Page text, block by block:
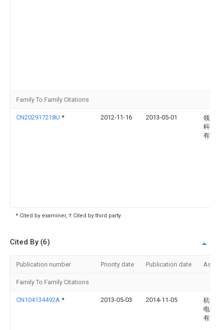
Family To Family Citations
CN202917218U * 2012-11-16 2013-05-01
领亚
科技
有限
* Cited by examiner, † Cited by third party
Cited By (6)
Publication number Priority date Publication date
Family To Family Citations
CN104134492A * 2013-05-03 2014-11-05
杭州
电线
有限